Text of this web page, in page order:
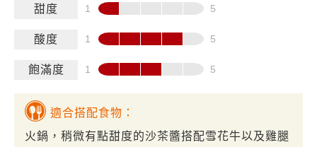
甜度
酸度
飽滿度
適合搭配食物：
火鍋，稍微有點甜度的沙茶醬搭配雪花牛以及雞腿